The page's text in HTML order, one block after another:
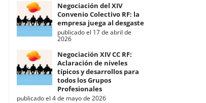
Negociación del XIV
Convenio Colectivo RF: la
empresa juega al desgaste
publicado el 17 de abril de
2026
Negociación XIV CC RF:
Aclaración de niveles
típicos y desarrollos para
todos los Grupos
Profesionales
publicado el 4 de mayo de 2026